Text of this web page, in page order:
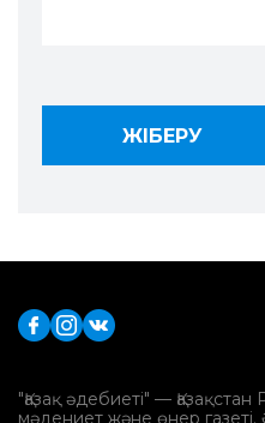
"Қазақ әдебиеті" —
мәдениет және өнер